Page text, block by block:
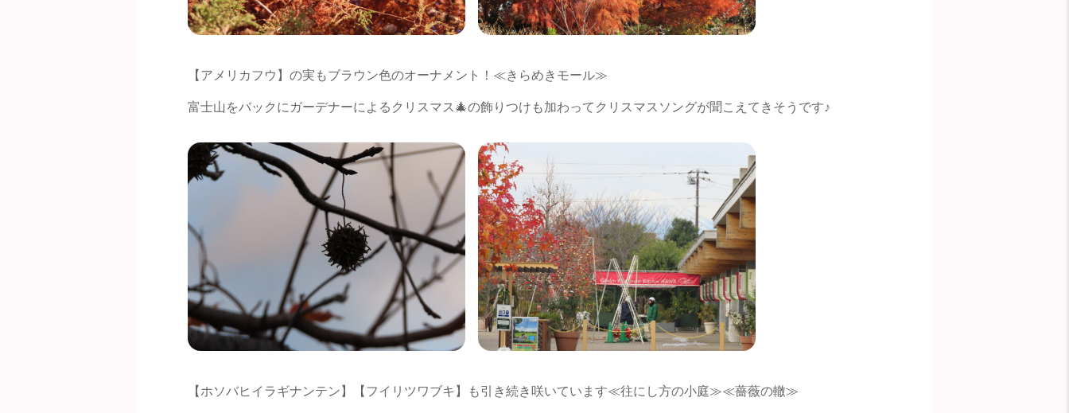
【アメリカフウ】の実もブラウン色のオーナメント！≪きらめきモール≫
富士山をバックにガーデナーによるクリスマス🎄の飾りつけも加わってクリスマスソングが聞こえてきそうです♪
【ホソバヒイラギナンテン】【フイリツワブキ】も引き続き咲いています≪往にし方の小庭≫≪薔薇の轍≫